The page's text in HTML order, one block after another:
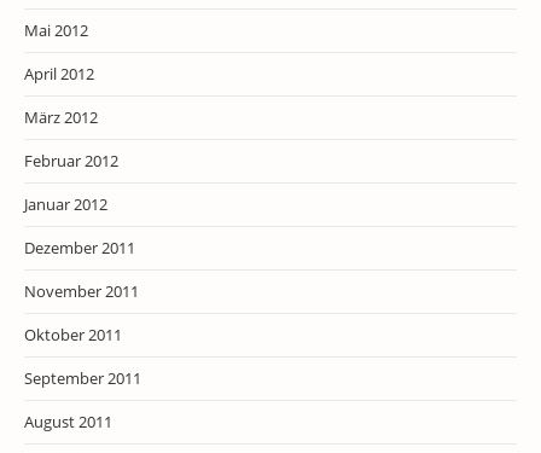
Mai 2012
April 2012
März 2012
Februar 2012
Januar 2012
Dezember 2011
November 2011
Oktober 2011
September 2011
August 2011